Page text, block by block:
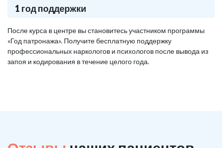
1 год поддержки
После курса в центре вы становитесь участником программы
«Год патронажа». Получите бесплатную поддержку
профессиональных наркологов и психологов после вывода из
запоя и кодирования в течение целого года.